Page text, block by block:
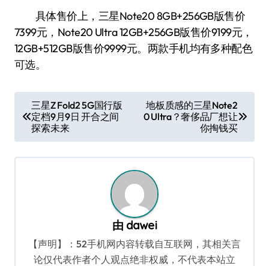
具体售价上，三星Note20 8GB+256GB版售价
7399元，Note20 Ultra 12GB+256GB版售价9199元，
12GB+512GB版售价9999元。两款手机均有多种配色
可选。
章
导
航
三星Z Fold2 5G国行版
定档9月9日 开合之间
探索未来
地板质感的三星Note2
0 Ultra？奢侈品厂想让
你掏钱买
由 dawei
【声明】：52手机网内容转载自互联网，其相关言
论仅代表作者个人观点绝非权威，不代表本站立